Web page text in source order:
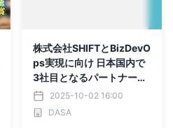
株式会社SHIFTとBizDevO
ps実現に向け 日本国内で
3社目となるパートナーシ
ップを締結
2025-10-02 16:00
DASA